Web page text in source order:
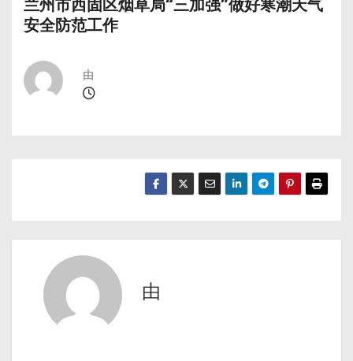
兰州市西固区烟草局“三加强”做好寒潮天气
安全防范工作
由
由